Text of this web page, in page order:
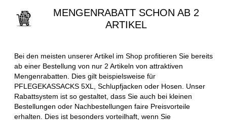
MENGENRABATT SCHON AB 2
ARTIKEL
Bei den meisten unserer Artikel im Shop profitieren Sie bereits
ab einer Bestellung von nur 2 Artikeln von attraktiven
Mengenrabatten. Dies gilt beispielsweise für
PFLEGEKASSACKS 5XL, Schlupfjacken oder Hosen. Unser
Rabattsystem ist so gestaltet, dass Sie auch bei kleinen
Bestellungen oder Nachbestellungen faire Preisvorteile
erhalten. Dies ist besonders vorteilhaft, wenn Sie